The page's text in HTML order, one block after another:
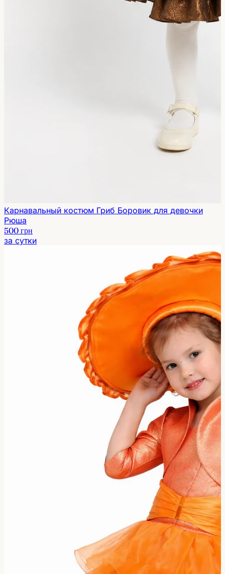
Карнавальный костюм Гриб Боровик для девочки
Рюша
500 грн
за сутки